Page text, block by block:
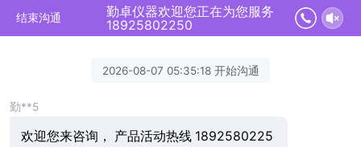
结束沟通
勤卓仪器欢迎您正在为您服务
18925802250
2026-08-07 05:35:18 开始沟通
勤**5
欢迎您来咨询， 产品活动热线 1892580225